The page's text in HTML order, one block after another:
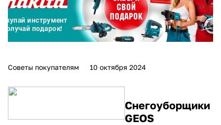
Советы покупателям 10 октября 2024
Снегоуборщики
GEOS
без переплат
25%